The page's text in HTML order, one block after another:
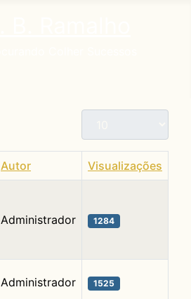
Autor Visualizações
Administrador 1284
Administrador 1525